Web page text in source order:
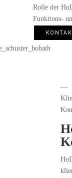
Rolle der
Funktions-
—